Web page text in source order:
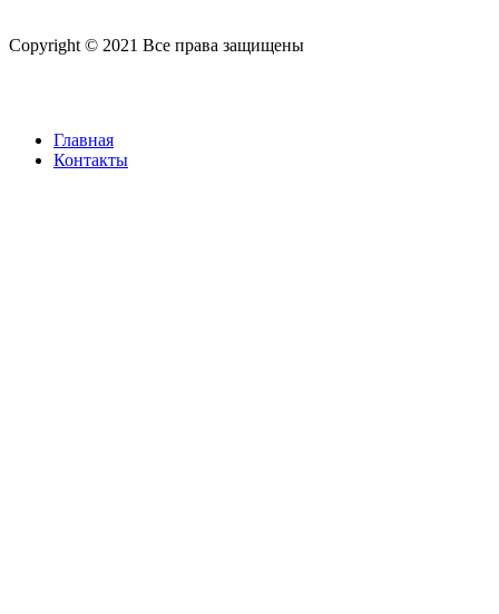
Copyright © 2021 Все права защищены
Главная
Контакты